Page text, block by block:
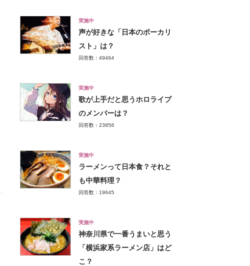
実施中
声が好きな「日本のボーカリ
スト」は？
回答数：49464
実施中
歌が上手だと思うホロライブ
のメンバーは？
回答数：23856
実施中
ラーメンって日本食？それと
も中華料理？
回答数：19645
実施中
神奈川県で一番うまいと思う
「横浜家系ラーメン店」はど
こ？